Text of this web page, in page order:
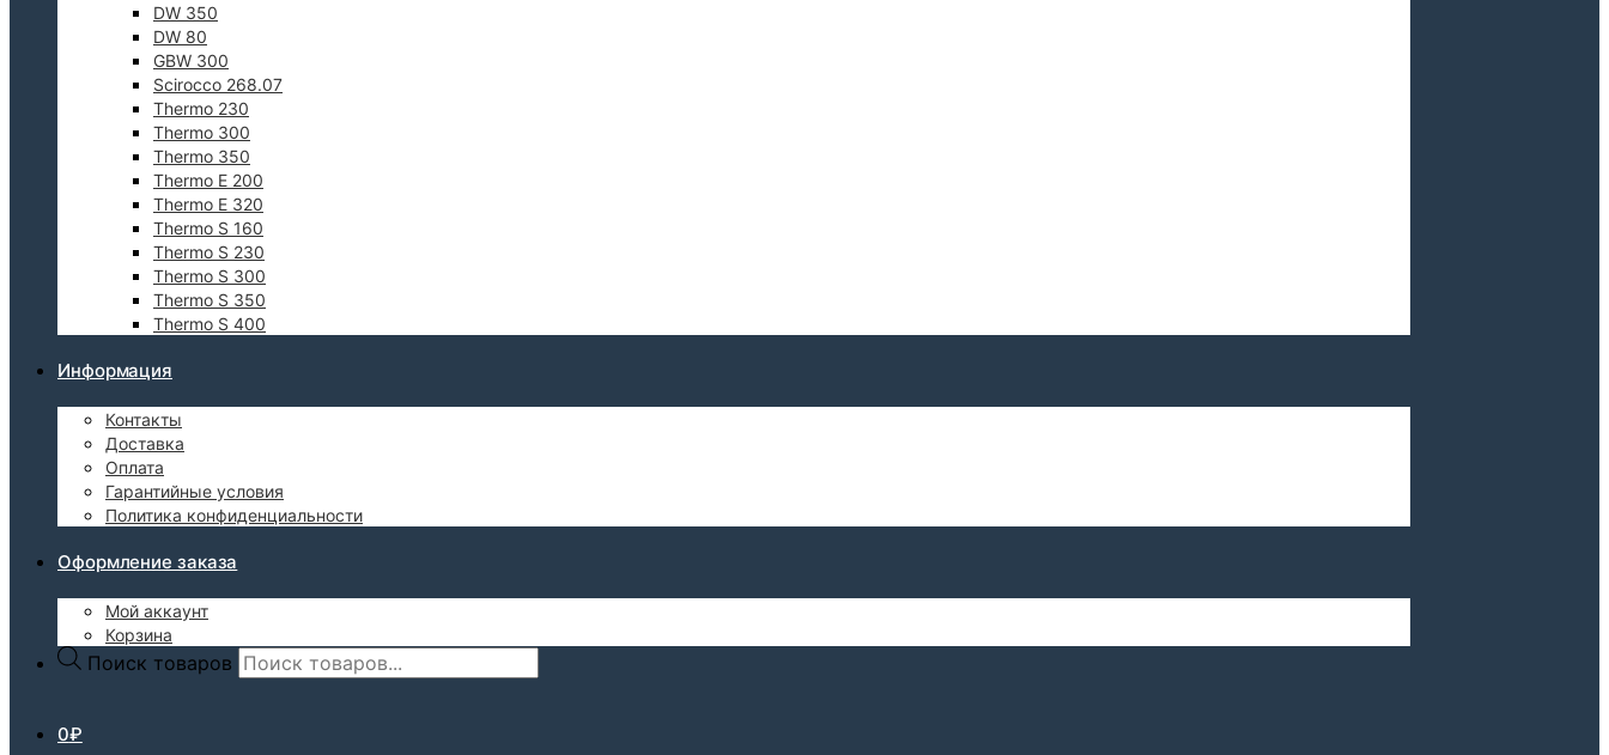
DW 350
DW 80
GBW 300
Scirocco 268.07
Thermo 230
Thermo 300
Thermo 350
Thermo E 200
Thermo E 320
Thermo S 160
Thermo S 230
Thermo S 300
Thermo S 350
Thermo S 400
Информация
Контакты
Доставка
Оплата
Гарантийные условия
Политика конфиденциальности
Оформление заказа
Мой аккаунт
Корзина
Поиск товаров
0₽